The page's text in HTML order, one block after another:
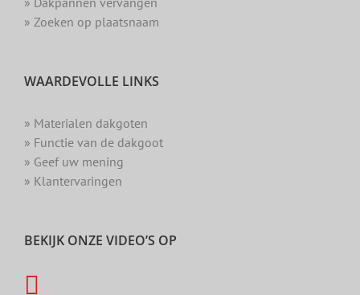
» Zoeken op plaatsnaam
WAARDEVOLLE LINKS
» Materialen dakgoten
» Functie van de dakgoot
» Geef uw mening
» Klantervaringen
BEKIJK ONZE VIDEO’S OP